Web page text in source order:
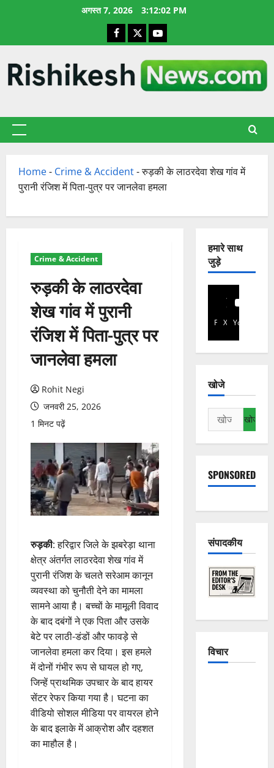
अगस्त 7, 2026 3:12:03 PM
Facebook
X YouTube
प्राथमिक
Home- Crime & Accident-रुड़की के लाठरदेवा शेख गांव में
पुरानी रंजिश में पिता-पुत्र पर जानलेवा हमला
Crime & Accident
रुड़की के लाठरदेवा
शेख गांव में पुरानी
रंजिश में पिता-पुत्र पर
जानलेवा हमला
Rohit Negi
जनवरी 25, 2026
1 मिनट पढ़ें
रुड़की: हरिद्वार जिले के झबरेड़ा थाना
क्षेत्र अंतर्गत लाठरदेवा शेख गांव में
पुरानी रंजिश के चलते सरेआम कानून
व्यवस्था को चुनौती देने का मामला
सामने आया है। बच्चों के मामूली विवाद
के बाद दबंगों ने एक पिता और उसके
बेटे पर लाठी-डंडों और फावड़े से
जानलेवा हमला कर दिया। इस हमले
में दोनों गंभीर रूप से घायल हो गए,
जिन्हें प्राथमिक उपचार के बाद हायर
सेंटर रेफर किया गया है। घटना का
वीडियो सोशल मीडिया पर वायरल होने
के बाद इलाके में आक्रोश और दहशत
का माहौल है।
हमारे साथ
जुड़े
Facebook
X YouTube
खोजे
निम्न
को
खोजें:
SPONSORED
संपादकीय
विचार